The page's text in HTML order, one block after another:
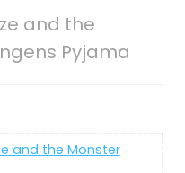
and the
Pyjama
and the Monster